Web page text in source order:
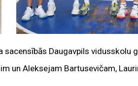
Daugavpils vidusskolu
un Aleksejam Bartusevičam,